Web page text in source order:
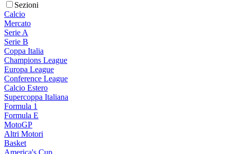
Sezioni
Calcio
Mercato
Serie A
Serie B
Coppa Italia
Champions League
Europa League
Conference League
Calcio Estero
Supercoppa Italiana
Formula 1
Formula E
MotoGP
Altri Motori
Basket
America's Cup